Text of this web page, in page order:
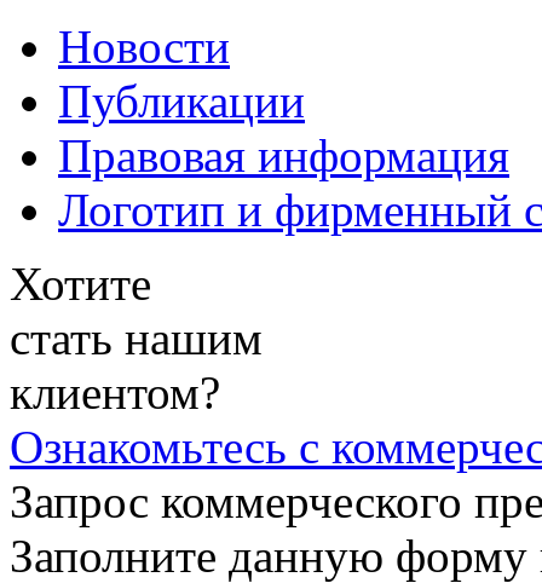
Новости
Публикации
Правовая информация
Логотип и фирменный
Хотите
стать нашим
клиентом?
Ознакомьтесь с
Запрос коммерческого
Заполните данную